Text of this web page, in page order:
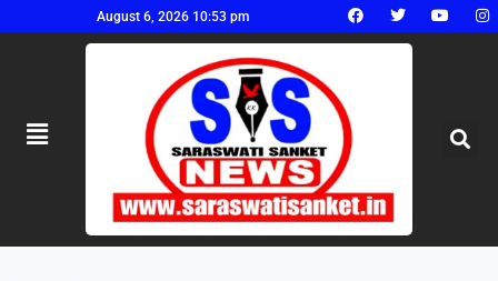
August 6, 2026 10:53 pm